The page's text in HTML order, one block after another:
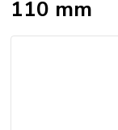
110 mm